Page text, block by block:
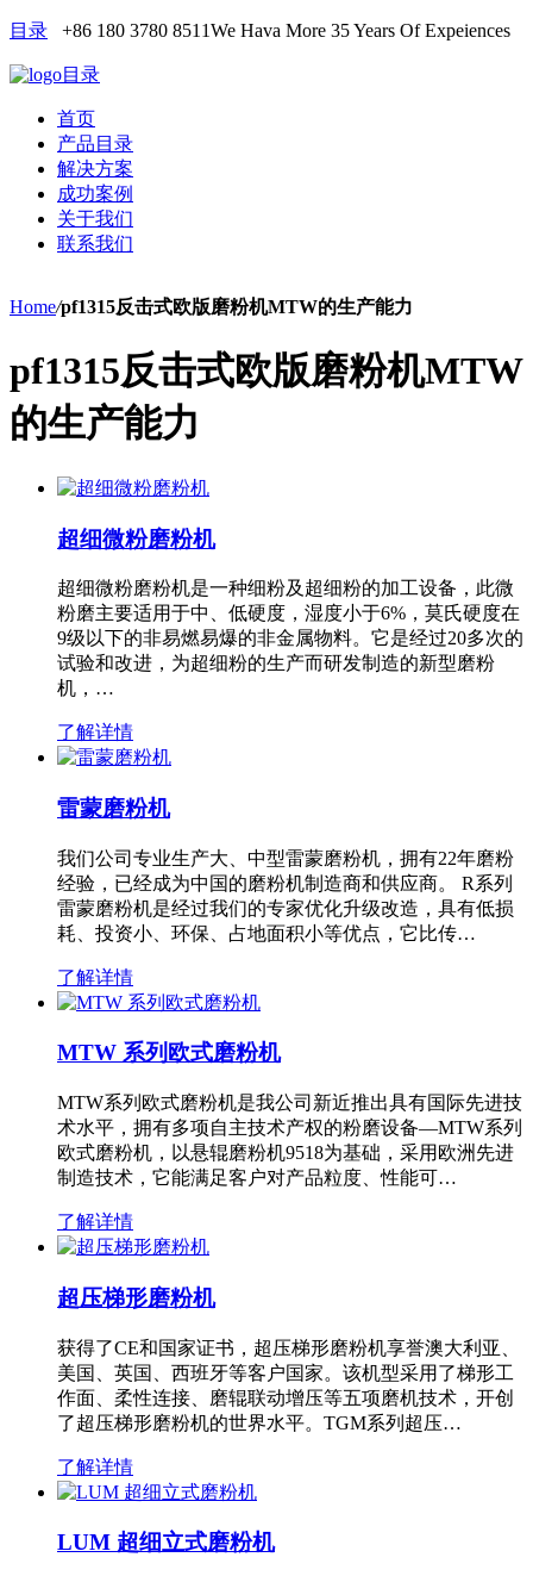
目录 +86 180 3780 8511We Hava More 35 Years Of Expeiences
目录
首页
产品目录
解决方案
成功案例
关于我们
联系我们
Home/pf1315反击式欧版磨粉机MTW的生产能力
pf1315反击式欧版磨粉机MTW
的生产能力
超细微粉磨粉机
超细微粉磨粉机是一种细粉及超细粉的加工设备，此微
粉磨主要适用于中、低硬度，湿度小于6%，莫氏硬度在
9级以下的非易燃易爆的非金属物料。它是经过20多次的
试验和改进，为超细粉的生产而研发制造的新型磨粉
机，…
了解详情
雷蒙磨粉机
我们公司专业生产大、中型雷蒙磨粉机，拥有22年磨粉
经验，已经成为中国的磨粉机制造商和供应商。 R系列
雷蒙磨粉机是经过我们的专家优化升级改造，具有低损
耗、投资小、环保、占地面积小等优点，它比传…
了解详情
MTW 系列欧式磨粉机
MTW系列欧式磨粉机是我公司新近推出具有国际先进技
术水平，拥有多项自主技术产权的粉磨设备—MTW系列
欧式磨粉机，以悬辊磨粉机9518为基础，采用欧洲先进
制造技术，它能满足客户对产品粒度、性能可…
了解详情
超压梯形磨粉机
获得了CE和国家证书，超压梯形磨粉机享誉澳大利亚、
美国、英国、西班牙等客户国家。该机型采用了梯形工
作面、柔性连接、磨辊联动增压等五项磨机技术，开创
了超压梯形磨粉机的世界水平。TGM系列超压…
了解详情
LUM 超细立式磨粉机